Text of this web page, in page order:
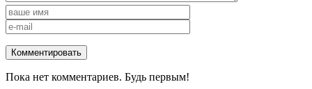
Пока нет комментариев. Будь первым!